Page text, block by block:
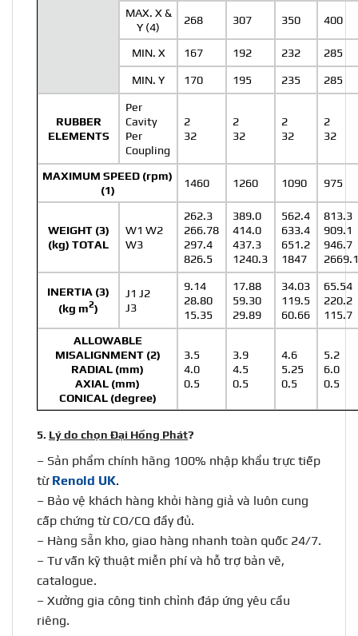
MAX. X &
Y (4)
268 307 350 400
MIN. X 167 192 232 285
MIN. Y 170 195 235 285
RUBBER
ELEMENTS
Per
Cavity
Per
Coupling
2
32
2
32
2
32
2
32
MAXIMUM SPEED (rpm)
(1)
1460 1260 1090 975
WEIGHT (3)
(kg) TOTAL
W1 W2
W3
262.3
266.78
297.4
826.5
389.0
414.0
437.3
1240.3
562.4
633.4
651.2
1847
813.3
909.1
946.7
INERTIA (3)
(kg m2)
J1 J2
J3
9.14
28.80
15.35
17.88
59.30
29.89
34.03
119.5
60.66
65.54
220.2
115.7
ALLOWABLE
MISALIGNMENT (2)
RADIAL (mm)
AXIAL (mm)
CONICAL (degree)
3.5
4.0
0.5
3.9
4.5
0.5
4.6
5.25
0.5
5.2
6.0
0.5
5. Lý do chọn Đại Hồng Phát?
– Sản phẩm chính hãng 100% nhập khẩu trực tiếp
từ Renold UK.
– Bảo vệ khách hàng khỏi hàng giả và luôn cung
cấp chứng từ CO/CQ đầy đủ.
– Hàng sẵn kho, giao hàng nhanh toàn quốc 24/7.
– Tư vấn kỹ thuật miễn phí và hỗ trợ bản vẽ,
catalogue.
– Xưởng gia công tinh chỉnh đáp ứng yêu cầu
riêng.